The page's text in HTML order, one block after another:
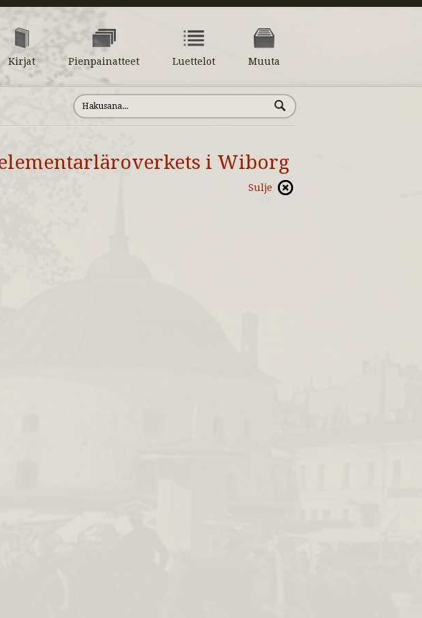
Kirjat Pienpainatteet Luettelot Muuta
i Wiborg
Sulje